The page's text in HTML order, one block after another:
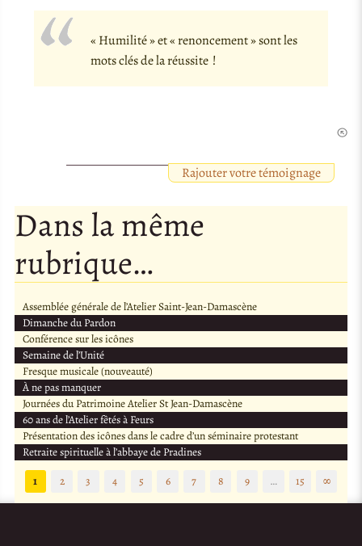
« Humilité » et « renoncement » sont les
mots clés de la réussite !
Rajouter votre témoignage
Dans la même
rubrique…
Assemblée générale de l’Atelier Saint-Jean-Damascène
Dimanche du Pardon
Conférence sur les icônes
Semaine de l’Unité
Fresque musicale (nouveauté)
À ne pas manquer
Journées du Patrimoine Atelier St Jean-Damascène
60 ans de l’Atelier fêtés à Feurs
Présentation des icônes dans le cadre d’un séminaire protestant
Retraite spirituelle à l’abbaye de Pradines
1
2 3 4 5 6 7 8 9 … 15 ∞